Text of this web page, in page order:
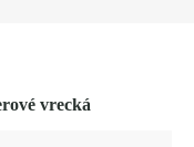
vrecká